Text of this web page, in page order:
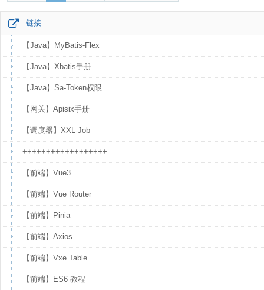
链接
【Java】MyBatis-Flex
【Java】Xbatis手册
【Java】Sa-Token权限
【网关】Apisix手册
【调度器】XXL-Job
++++++++++++++++++
【前端】Vue3
【前端】Vue Router
【前端】Pinia
【前端】Axios
【前端】Vxe Table
【前端】ES6 教程